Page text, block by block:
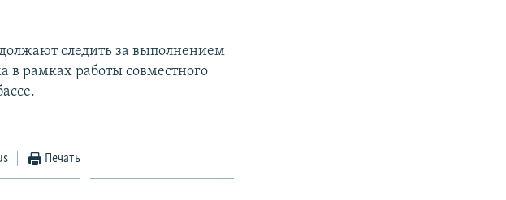
следить за выполнением
рамках работы совместного
Печать